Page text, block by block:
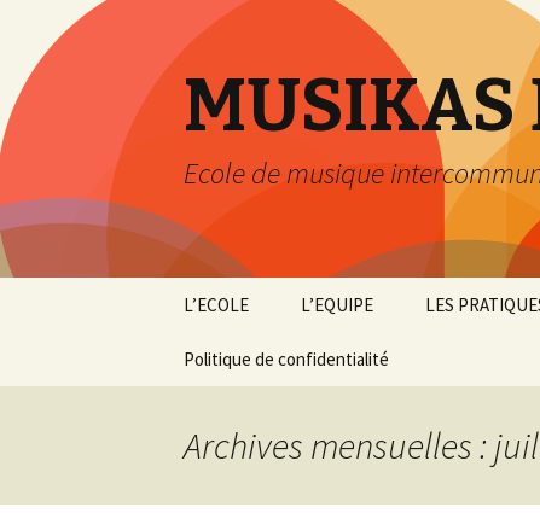
MUSIKAS
Ecole de musique
contenu
L’ECOLE
MUSIKAS ELKARTEA
L’EQUIPE
LES PROFESSEUR.E.S
LES
LA FORMATION
Politique de confidentialité
Archives mensuelles :